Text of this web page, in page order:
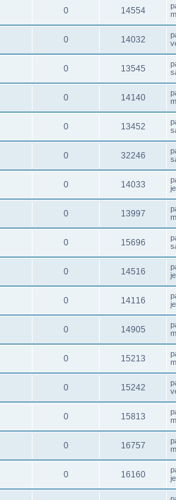
0 14554
0 14032
0 13545
0 14140
0 13452
0 32246
0 14033
0 13997
0 15696
0 14516
0 14116
0 14905
0 15213
0 15242
0 15813
0 16757
0 16160